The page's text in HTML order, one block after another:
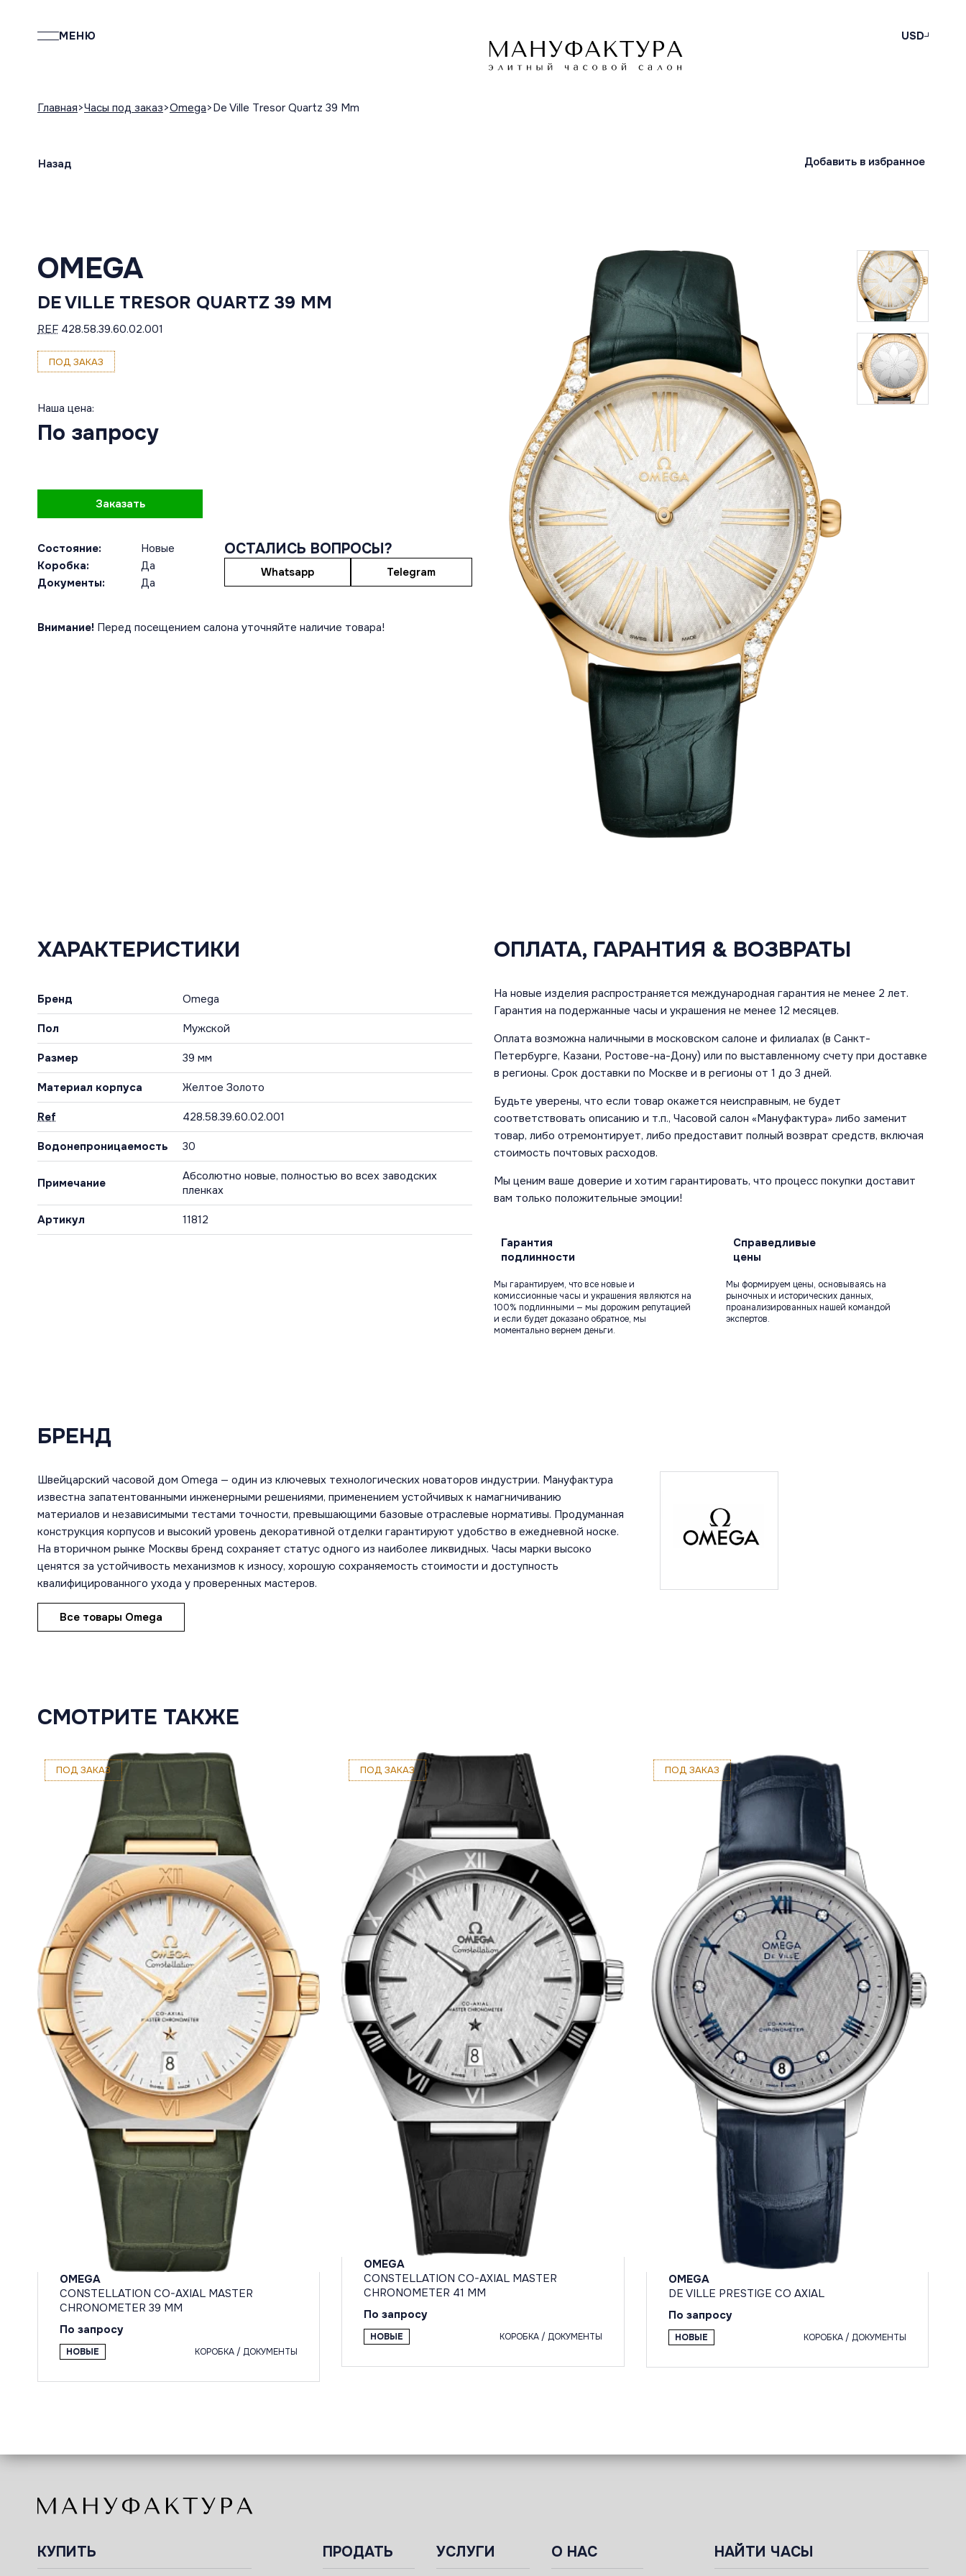
МЕНЮ USD
Главная Часы под заказ Omega De Ville Tresor Quartz 39 Mm
Назад Добавить в избранное
OMEGA
DE VILLE TRESOR QUARTZ 39 MM
REF 428.58.39.60.02.001
ПОД ЗАКАЗ
Наша цена:
По запросу
Заказать
Состояние:
Новые
Коробка:
Да
Документы:
Да
ОСТАЛИСЬ ВОПРОСЫ?
Whatsapp Telegram
Внимание! Перед посещением салона уточняйте наличие товара!
ХАРАКТЕРИСТИКИ
Бренд Omega
Пол Мужской
Размер 39 мм
Материал корпуса Желтое Золото
Ref 428.58.39.60.02.001
Водонепроницаемость 30
Примечание
Абсолютно новые, полностью во всех заводских
пленках
Артикул 11812
ОПЛАТА, ГАРАНТИЯ & ВОЗВРАТЫ
На новые изделия распространяется международная гарантия не менее 2 лет.
Гарантия на подержанные часы и украшения не менее 12 месяцев.
Оплата возможна наличными в московском салоне и филиалах (в Санкт-
Петербурге, Казани, Ростове-на-Дону) или по выставленному счету при доставке
в регионы. Срок доставки по Москве и в регионы от 1 до 3 дней.
Будьте уверены, что если товар окажется неисправным, не будет
соответствовать описанию и т.п., Часовой салон «Мануфактура» либо заменит
товар, либо отремонтирует, либо предоставит полный возврат средств, включая
стоимость почтовых расходов.
Мы ценим ваше доверие и хотим гарантировать, что процесс покупки доставит
вам только положительные эмоции!
Гарантия
подлинности
Мы гарантируем, что все новые и
комиссионные часы и украшения являются на
100% подлинными — мы дорожим репутацией
и если будет доказано обратное, мы
моментально вернем деньги.
Справедливые
цены
Мы формируем цены, основываясь на
рыночных и исторических данных,
проанализированных нашей командой
экспертов.
БРЕНД
Швейцарский часовой дом Omega — один из ключевых технологических новаторов индустрии. Мануфактура
известна запатентованными инженерными решениями, применением устойчивых к намагничиванию
материалов и независимыми тестами точности, превышающими базовые отраслевые нормативы. Продуманная
конструкция корпусов и высокий уровень декоративной отделки гарантируют удобство в ежедневной носке.
На вторичном рынке Москвы бренд сохраняет статус одного из наиболее ликвидных. Часы марки высоко
ценятся за устойчивость механизмов к износу, хорошую сохраняемость стоимости и доступность
квалифицированного ухода у проверенных мастеров.
Все товары Omega
СМОТРИТЕ ТАКЖЕ
ПОД ЗАКАЗ
OMEGA
CONSTELLATION CO-AXIAL MASTER
CHRONOMETER 39 MM
По запросу
НОВЫЕ КОРОБКА / ДОКУМЕНТЫ
ПОД ЗАКАЗ
OMEGA
CONSTELLATION CO-AXIAL MASTER
CHRONOMETER 41 MM
По запросу
НОВЫЕ КОРОБКА / ДОКУМЕНТЫ
ПОД ЗАКАЗ
OMEGA
DE VILLE PRESTIGE CO AXIAL
По запросу
НОВЫЕ КОРОБКА / ДОКУМЕНТЫ
КУПИТЬ ПРОДАТЬ УСЛУГИ О НАС НАЙТИ ЧАСЫ